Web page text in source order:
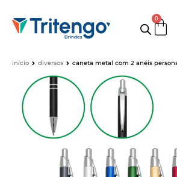
0
início diversos caneta metal com 2 anéis